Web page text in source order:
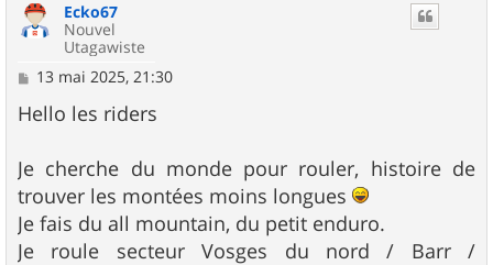
Ecko67
Nouvel
Utagawiste
M
s
s
g
e
13 mai 2025, 21:30
Hello les riders
Je cherche du monde pour rouler, histoire de
trouver les montées moins longues
Je fais du all mountain, du petit enduro.
Je roule secteur Vosges du nord / Barr /